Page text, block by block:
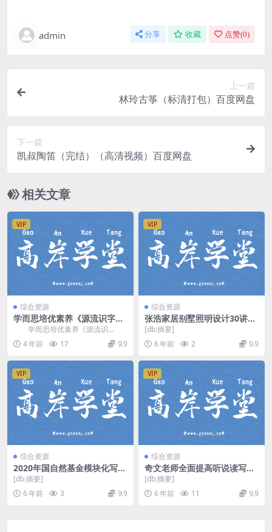
admin 分享 收藏 点赞(0)
上一篇
林玲古筝（标清打包）百度网盘
下一篇
凯叔陶笛（完结）（高清视频）百度网盘
相关文章
VIP
综合资源
学而思培优素养《源流识字》
（完结）百度网盘分享
学而思培优素养《源流识
字》，完结版百度网盘分享语文阅
读课程1.53G高清视频...
4 年前 17 9.9
VIP
综合资源
张浩家居别墅照明设计30讲
（高清视频）百度网盘
[db:摘要]
6 年前
2 9.9
VIP
综合资源
2020年国自然基金模块化写作
精讲班（高清视频）百度网盘
[db:摘要]
6 年前
3 9.9
VIP
综合资源
奇文老师全面提高听说读写全
套（标清超清视频）百度网盘
[db:摘要]
6 年前
11 9.9